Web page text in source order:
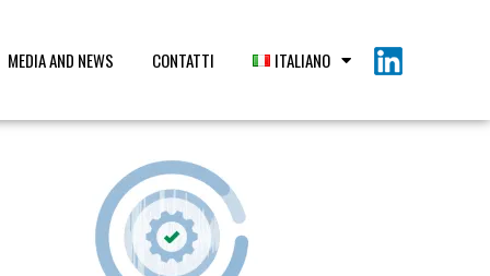
MEDIA AND NEWS CONTATTI ITALIANO